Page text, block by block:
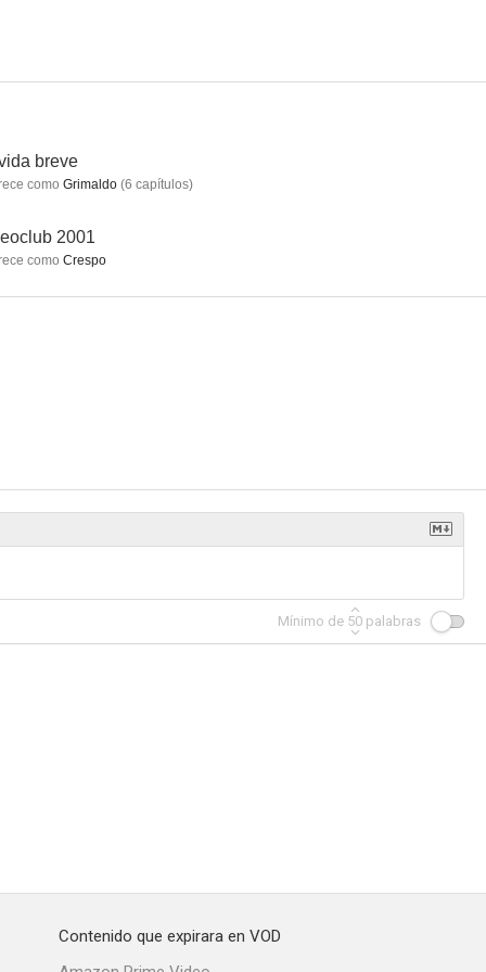
breve
como Grimaldo (6 capítulos)
2001
como Crespo
Mínimo de 50 palabras
Contenido que expirara en VOD